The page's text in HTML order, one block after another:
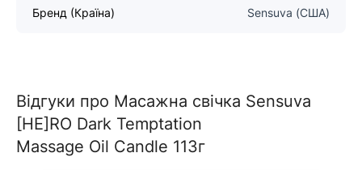
Бренд (Країна) Sensuva (США)
Відгуки про Масажна свічка Sensuva
[HE]RO Dark Temptation
Massage Oil Candle 113г